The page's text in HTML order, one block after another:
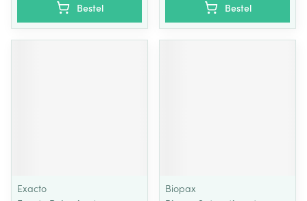
Bestel Bestel
Exacto
Biopax